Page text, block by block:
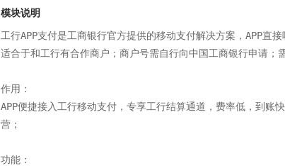
模块说明
工行APP支付是工商银行官方提供的移动支付解决方案，APP直
适合于和工行有合作商户；商户号需自行向中国工商银行申请；
作用：
APP便捷接入工行移动支付，专享工行结算通道，费率低，到账
营；
功能：